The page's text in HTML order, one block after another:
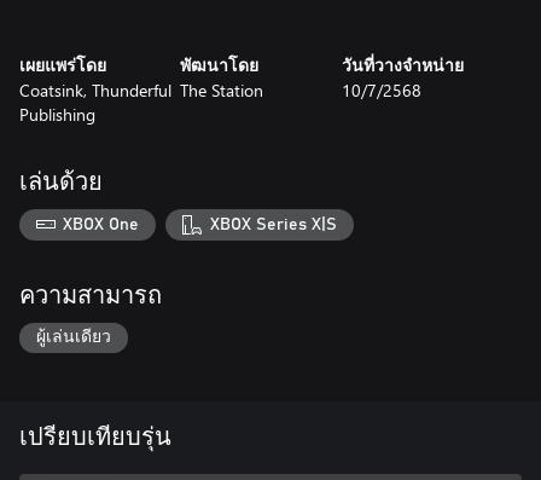
เผยแพร่โดย
Coatsink, Thunderful
Publishing
พัฒนาโดย
The Station
วันที่วางจำหน่าย
10/7/2568
เล่นด้วย
XBOX One XBOX Series X|S
ความสามารถ
ผู้เล่นเดียว
เปรียบเทียบรุ่น